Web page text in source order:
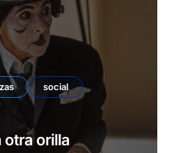
social
otra orilla